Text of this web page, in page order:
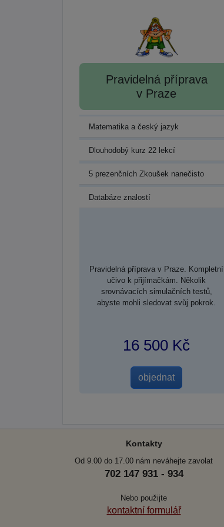
Pravidelná příprava
v Praze
Matematika a český jazyk
Dlouhodobý kurz 22 lekcí
5 prezenčních Zkoušek nanečisto
Databáze znalostí
Pravidelná příprava v Praze. Kompletní
učivo k přijímačkám. Několik
srovnávacích simulačních testů,
abyste mohli sledovat svůj pokrok.
16 500 Kč
Kontakty
Od 9.00 do 17.00 nám neváhejte zavolat
702 147 931 - 934
Nebo použijte
kontaktní formulář